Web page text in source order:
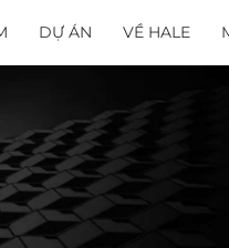
DỰ ÁN VỀ HALE